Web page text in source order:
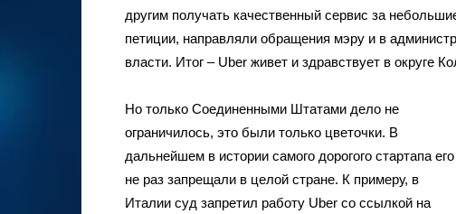
другим получать качественный сервис за
петиции, направляли обращения мэру и в
власти. Итог – Uber живет и здравствует в округе
Но только Соединенными Штатами дело не
ограничилось, это были только цветочки. В
дальнейшем в истории самого дорогого стартапа его
не раз запрещали в целой стране. К примеру, в
Италии суд запретил работу Uber со ссылкой на